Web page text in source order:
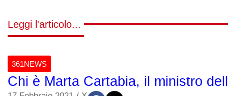
Leggi l'articolo...
361NEWS
Chi è Marta Cartabia, il ministro